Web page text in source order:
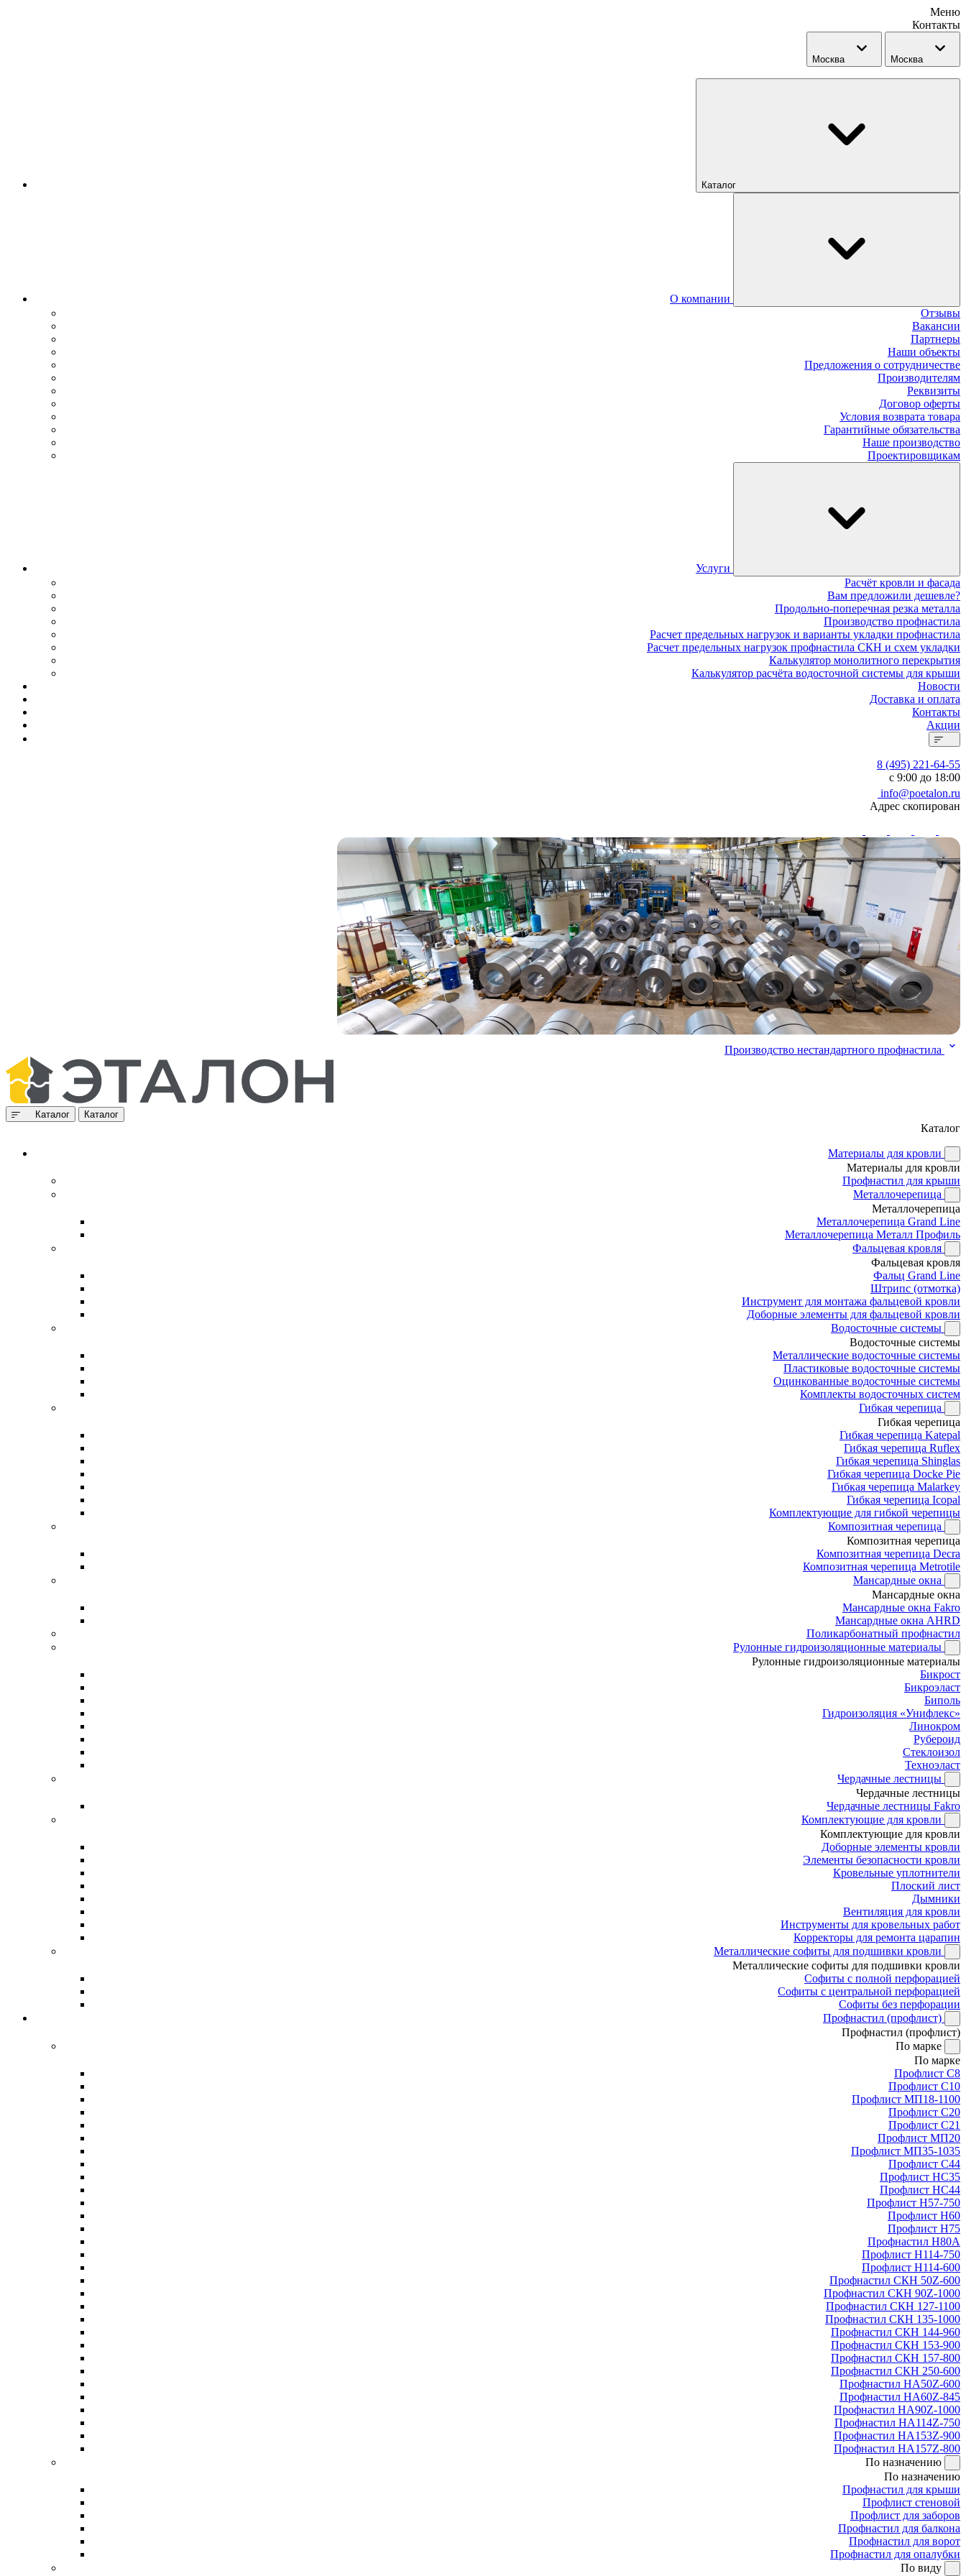
Меню
Контакты
Москва Москва
Каталог
О компании
Отзывы
Вакансии
Партнеры
Наши объекты
Предложения о сотрудничестве
Производителям
Реквизиты
Договор оферты
Условия возврата товара
Гарантийные обязательства
Наше производство
Проектировщикам
Услуги
Расчёт кровли и фасада
Вам предложили дешевле?
Продольно-поперечная резка металла
Производство профнастила
Расчет предельных нагрузок и варианты укладки профнастила
Расчет предельных нагрузок профнастила СКН и схем укладки
Калькулятор монолитного перекрытия
Калькулятор расчёта водосточной системы для крыши
Новости
Доставка и оплата
Контакты
Акции
8 (495) 221-64-55
с 9:00 до 18:00
info@poetalon.ru
Адрес скопирован
Производство нестандартного профнастила
Каталог Каталог
Каталог
Материалы для кровли
Материалы для кровли
Профнастил для крыши
Металлочерепица
Металлочерепица
Металлочерепица Grand Line
Металлочерепица Металл Профиль
Фальцевая кровля
Фальцевая кровля
Фальц Grand Line
Штрипс (отмотка)
Инструмент для монтажа фальцевой кровли
Доборные элементы для фальцевой кровли
Водосточные системы
Водосточные системы
Металлические водосточные системы
Пластиковые водосточные системы
Оцинкованные водосточные системы
Комплекты водосточных систем
Гибкая черепица
Гибкая черепица
Гибкая черепица Katepal
Гибкая черепица Ruflex
Гибкая черепица Shinglas
Гибкая черепица Docke Pie
Гибкая черепица Malarkey
Гибкая черепица Icopal
Комплектующие для гибкой черепицы
Композитная черепица
Композитная черепица
Композитная черепица Decra
Композитная черепица Metrotile
Мансардные окна
Мансардные окна
Мансардные окна Fakro
Мансардные окна AHRD
Поликарбонатный профнастил
Рулонные гидроизоляционные материалы
Рулонные гидроизоляционные материалы
Бикрост
Бикроэласт
Биполь
Гидроизоляция «Унифлекс»
Линокром
Рубероид
Стеклоизол
Техноэласт
Чердачные лестницы
Чердачные лестницы
Чердачные лестницы Fakro
Комплектующие для кровли
Комплектующие для кровли
Доборные элементы кровли
Элементы безопасности кровли
Кровельные уплотнители
Плоский лист
Дымники
Вентиляция для кровли
Инструменты для кровельных работ
Корректоры для ремонта царапин
Металлические софиты для подшивки кровли
Металлические софиты для подшивки кровли
Софиты с полной перфорацией
Софиты с центральной перфорацией
Софиты без перфорации
Профнастил (профлист)
Профнастил (профлист)
По марке
По марке
Профлист С8
Профлист С10
Профлист МП18-1100
Профлист С20
Профлист С21
Профлист МП20
Профлист МП35-1035
Профлист С44
Профлист НС35
Профлист НС44
Профлист Н57-750
Профлист Н60
Профлист Н75
Профнастил Н80А
Профлист Н114-750
Профлист Н114-600
Профнастил СКН 50Z-600
Профнастил СКН 90Z-1000
Профнастил СКН 127-1100
Профнастил СКН 135-1000
Профнастил СКН 144-960
Профнастил СКН 153-900
Профнастил СКН 157-800
Профнастил СКН 250-600
Профнастил НА50Z-600
Профнастил НА60Z-845
Профнастил НА90Z-1000
Профнастил НА114Z-750
Профнастил НА153Z-900
Профнастил НА157Z-800
По назначению
По назначению
Профнастил для крыши
Профлист стеновой
Профлист для заборов
Профнастил для балкона
Профнастил для ворот
Профнастил для опалубки
По виду